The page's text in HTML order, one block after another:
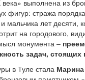
выполнена из
фигур: стража
мальчика лет десяти,
на городового,
монумента –
задач, стоящих
в Туле стала